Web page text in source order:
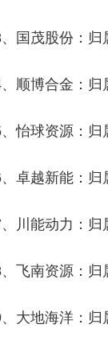
国茂股份：
顺博合金：
怡球资源：
卓越新能：
川能动力：
飞南资源：
大地海洋：